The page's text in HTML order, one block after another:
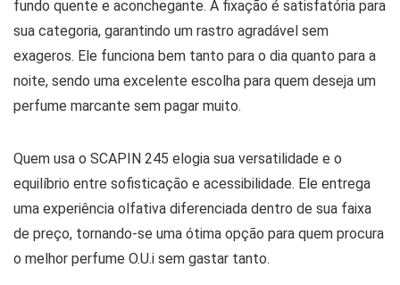
fundo quente e aconchegante. A fixação é satisfatória para
sua categoria, garantindo um rastro agradável sem
exageros. Ele funciona bem tanto para o dia quanto para a
noite, sendo uma excelente escolha para quem deseja um
perfume marcante sem pagar muito.
Quem usa o SCAPIN 245 elogia sua versatilidade e o
equilíbrio entre sofisticação e acessibilidade. Ele entrega
uma experiência olfativa diferenciada dentro de sua faixa
de preço, tornando-se uma ótima opção para quem procura
o melhor perfume O.U.i sem gastar tanto.